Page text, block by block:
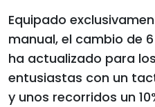
Equipado
manual, el cambio de
ha actualizado para
entusiastas con un
y unos recorridos un